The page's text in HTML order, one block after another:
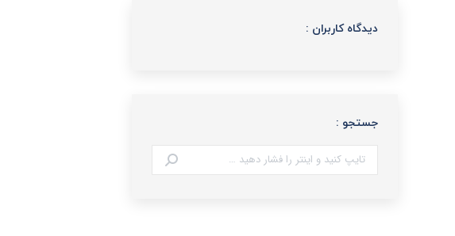
دیدگاه کاربران :
جستجو :
جستجو: